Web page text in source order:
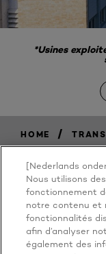
*Usines
HOME /
[Nederlands
Nous utilisons
fonctionnement
notre contenu et
fonctionnalités
afin d’analyser
également des